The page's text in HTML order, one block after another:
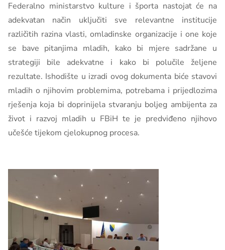
Federalno ministarstvo kulture i športa nastojat će na
adekvatan način uključiti sve relevantne institucije
različitih razina vlasti, omladinske organizacije i one koje
se bave pitanjima mladih, kako bi mjere sadržane u
strategiji bile adekvatne i kako bi polučile željene
rezultate. Ishodište u izradi ovog dokumenta biće stavovi
mladih o njihovim problemima, potrebama i prijedlozima
rješenja koja bi doprinijela stvaranju boljeg ambijenta za
život i razvoj mladih u FBiH te je predviđeno njihovo
učešće tijekom cjelokupnog procesa.